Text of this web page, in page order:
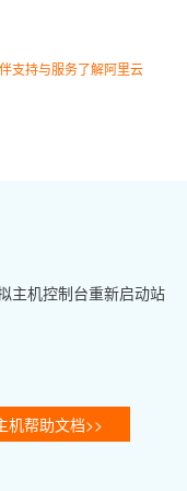
支持与服务了解阿里云
机控制台重新启动站
帮助文档>>